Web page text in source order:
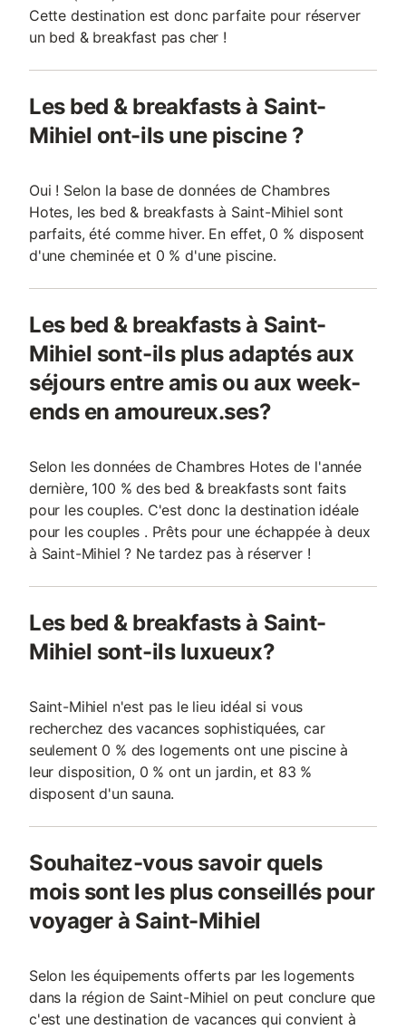
Cette destination est donc parfaite pour réserver
un bed & breakfast pas cher !
Les bed & breakfasts à Saint-
Mihiel ont-ils une piscine ?
Oui ! Selon la base de données de Chambres
Hotes, les bed & breakfasts à Saint-Mihiel sont
parfaits, été comme hiver. En effet, 0 % disposent
d'une cheminée et 0 % d'une piscine.
Les bed & breakfasts à Saint-
Mihiel sont-ils plus adaptés aux
séjours entre amis ou aux week-
ends en amoureux.ses?
Selon les données de Chambres Hotes de l'année
dernière, 100 % des bed & breakfasts sont faits
pour les couples. C'est donc la destination idéale
pour les couples . Prêts pour une échappée à deux
à Saint-Mihiel ? Ne tardez pas à réserver !
Les bed & breakfasts à Saint-
Mihiel sont-ils luxueux?
Saint-Mihiel n'est pas le lieu idéal si vous
recherchez des vacances sophistiquées, car
seulement 0 % des logements ont une piscine à
leur disposition, 0 % ont un jardin, et 83 %
disposent d'un sauna.
Souhaitez-vous savoir quels
mois sont les plus conseillés pour
voyager à Saint-Mihiel
Selon les équipements offerts par les logements
dans la région de Saint-Mihiel on peut conclure que
c'est une destination de vacances qui convient à